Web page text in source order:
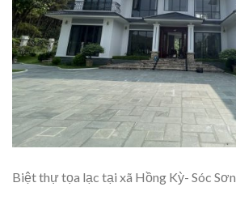
Biệt thự tọa lạc tại xã Hồng Kỳ- Sóc Sơn